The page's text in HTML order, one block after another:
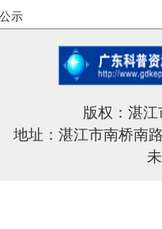
示
版权：湛
地址：湛江市南桥南